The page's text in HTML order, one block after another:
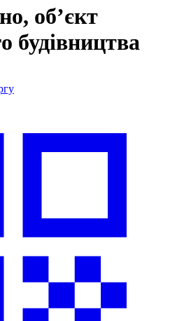
об’єкт
будівництва